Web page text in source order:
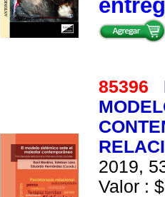
85396
2019,
Valor :